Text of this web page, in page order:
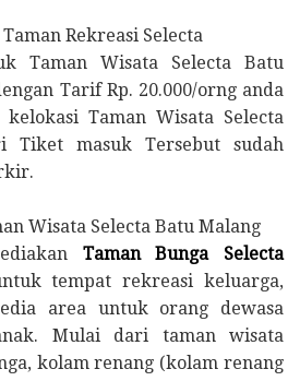
Rekreasi Selecta
Taman Wisata Selecta Batu
Tarif Rp. 20.000/orng anda
Taman Wisata Selecta
Tiket masuk Tersebut sudah
Wisata Selecta Batu Malang
Taman Bunga Selecta
tempat rekreasi keluarga,
area untuk orang dewasa
Mulai dari taman wisata
kolam renang (kolam renang